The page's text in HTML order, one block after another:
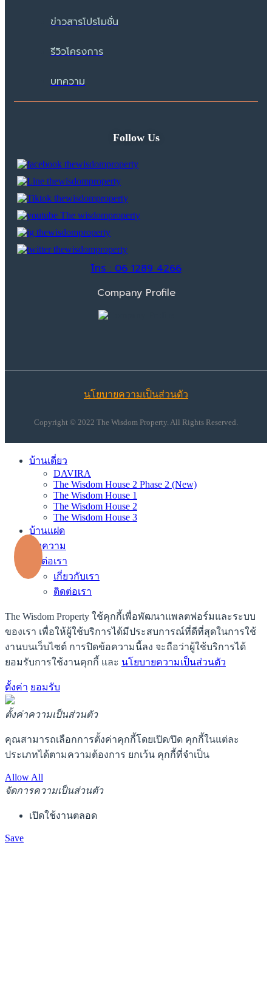
ข่าวสารโปรโมชั่น
รีวิวโครงการ
บทความ
Follow Us
โทร : 06 1289 4266
Company Profile
นโยบายความเป็นส่วนตัว
Copyright © 2022 The Wisdom Property. All Rights Reserved.
บ้านเดี่ยว
DAVIRA
The Wisdom House 2 Phase 2 (New)
The Wisdom House 1
The Wisdom House 2
The Wisdom House 3
บ้านแฝด
บทความ
ติดต่อเรา
เกี่ยวกับเรา
ติดต่อเรา
The Wisdom Property ใช้คุกกี้เพื่อพัฒนาแพลตฟอร์มและระบบ
ของเรา เพื่อให้ผู้ใช้บริการได้มีประสบการณ์ที่ดีที่สุดในการใช้
งานบนเว็บไซต์ การปิดข้อความนี้ลง จะถือว่าผู้ใช้บริการได้
ยอมรับการใช้งานคุกกี้ และ นโยบายความเป็นส่วนตัว
ตั้งค่า ยอมรับ
ตั้งค่าความเป็นส่วนตัว
คุณสามารถเลือกการตั้งค่าคุกกี้โดยเปิด/ปิด คุกกี้ในแต่ละ
ประเภทได้ตามความต้องการ ยกเว้น คุกกี้ที่จำเป็น
Allow All
จัดการความเป็นส่วนตัว
เปิดใช้งานตลอด
Save